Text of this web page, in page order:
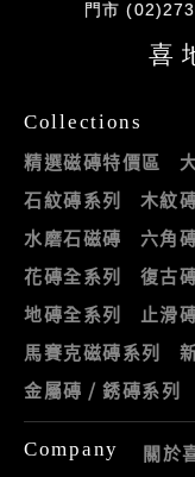
門市
喜
Collections
精選磁磚特價區
石紋磚系列
木紋
水磨石磁磚
六角
花磚全系列
復古
地磚全系列
止滑
馬賽克磁磚系列
金屬磚 / 銹磚系列
Company 關於